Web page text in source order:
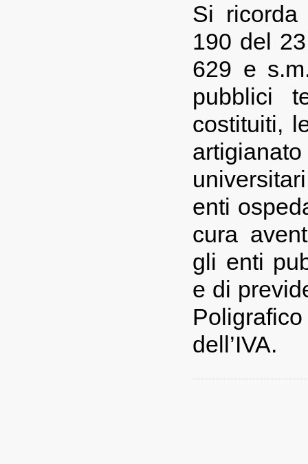
Si ricorda
190 del
629 e
pubblici
costituiti,
enti
cura
gli enti
e di
dell’IVA.